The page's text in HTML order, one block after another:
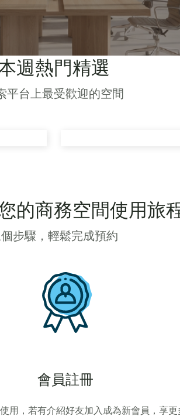
週熱門精選
平台上最受歡迎的空間
的商務空間使用旅
步驟，輕鬆完成預約
會員註冊
用，若有介紹好友加入成為新會員，享更